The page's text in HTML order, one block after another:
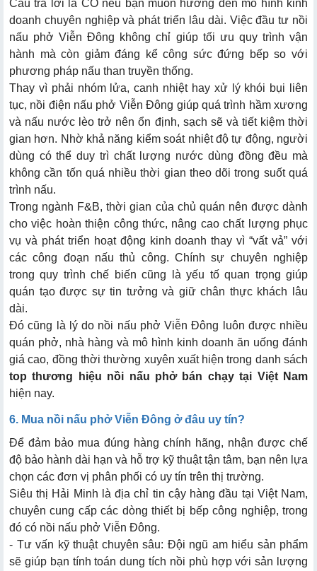
Câu trả lời là CÓ nếu bạn muốn hướng đến mô hình kinh
doanh chuyên nghiệp và phát triển lâu dài. Việc đầu tư nồi
nấu phở Viễn Đông không chỉ giúp tối ưu quy trình vận
hành mà còn giảm đáng kể công sức đứng bếp so với
phương pháp nấu than truyền thống.
Thay vì phải nhóm lửa, canh nhiệt hay xử lý khói bụi liên
tục, nồi điện nấu phở Viễn Đông giúp quá trình hầm xương
và nấu nước lèo trở nên ổn định, sạch sẽ và tiết kiệm thời
gian hơn. Nhờ khả năng kiểm soát nhiệt độ tự động, người
dùng có thể duy trì chất lượng nước dùng đồng đều mà
không cần tốn quá nhiều thời gian theo dõi trong suốt quá
trình nấu.
Trong ngành F&B, thời gian của chủ quán nên được dành
cho việc hoàn thiện công thức, nâng cao chất lượng phục
vụ và phát triển hoạt động kinh doanh thay vì “vất vả” với
các công đoạn nấu thủ công. Chính sự chuyên nghiệp
trong quy trình chế biến cũng là yếu tố quan trọng giúp
quán tạo được sự tin tưởng và giữ chân thực khách lâu
dài.
Đó cũng là lý do nồi nấu phở Viễn Đông luôn được nhiều
quán phở, nhà hàng và mô hình kinh doanh ăn uống đánh
giá cao, đồng thời thường xuyên xuất hiện trong danh sách
top thương hiệu nồi nấu phở bán chạy tại Việt Nam
hiện nay.
6. Mua nồi nấu phở Viễn Đông ở đâu uy tín?
Để đảm bảo mua đúng hàng chính hãng, nhận được chế
độ bảo hành dài hạn và hỗ trợ kỹ thuật tận tâm, bạn nên lựa
chọn các đơn vị phân phối có uy tín trên thị trường.
Siêu thị Hải Minh là địa chỉ tin cậy hàng đầu tại Việt Nam,
chuyên cung cấp các dòng thiết bị bếp công nghiệp, trong
đó có nồi nấu phở Viễn Đông.
- Tư vấn kỹ thuật chuyên sâu: Đội ngũ am hiểu sản phẩm
sẽ giúp bạn tính toán dung tích nồi phù hợp với sản lượng